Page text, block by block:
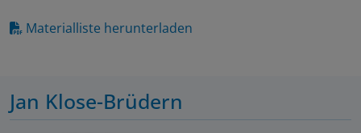
Materialliste herunterladen
Jan Klose-Brüdern